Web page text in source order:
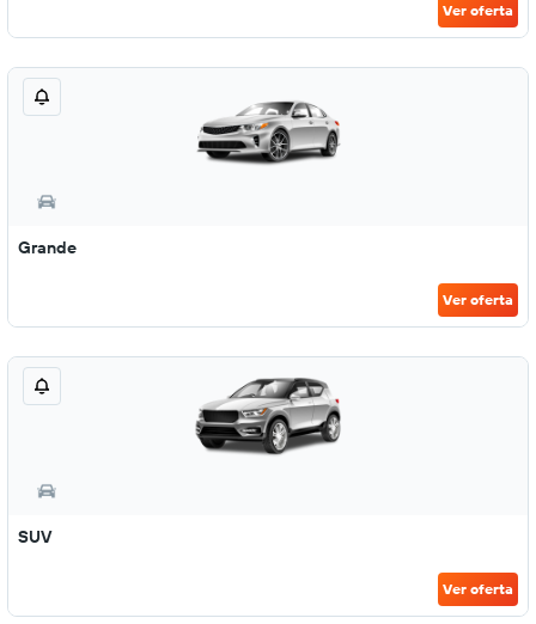
Ver oferta
Grande
Ver oferta
SUV
Ver oferta